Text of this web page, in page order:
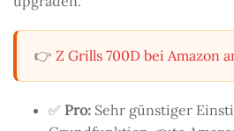
👉 Z Grills 700D bei Amazon
✅ Pro: Sehr günstiger